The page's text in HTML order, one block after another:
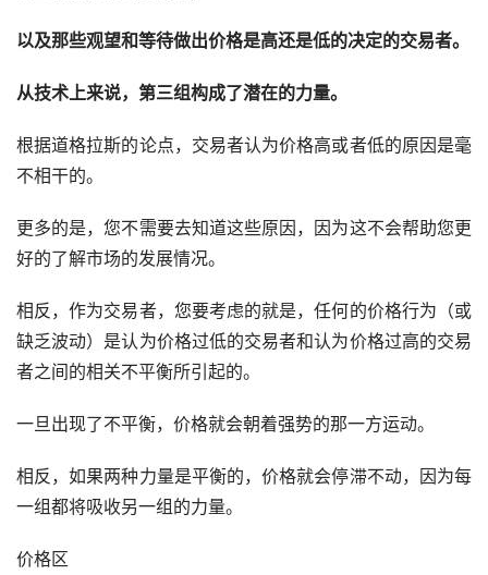
以及那些观望和等待做出价格是高还是低的决定的交易者。
从技术上来说，第三组构成了潜在的力量。
根据道格拉斯的论点，交易者认为价格高或者低的原因是毫
不相干的。
更多的是，您不需要去知道这些原因，因为这不会帮助您更
好的了解市场的发展情况。
相反，作为交易者，您要考虑的就是，任何的价格行为（或
缺乏波动）是认为价格过低的交易者和认为价格过高的交易
者之间的相关不平衡所引起的。
一旦出现了不平衡，价格就会朝着强势的那一方运动。
相反，如果两种力量是平衡的，价格就会停滞不动，因为每
一组都将吸收另一组的力量。
价格区